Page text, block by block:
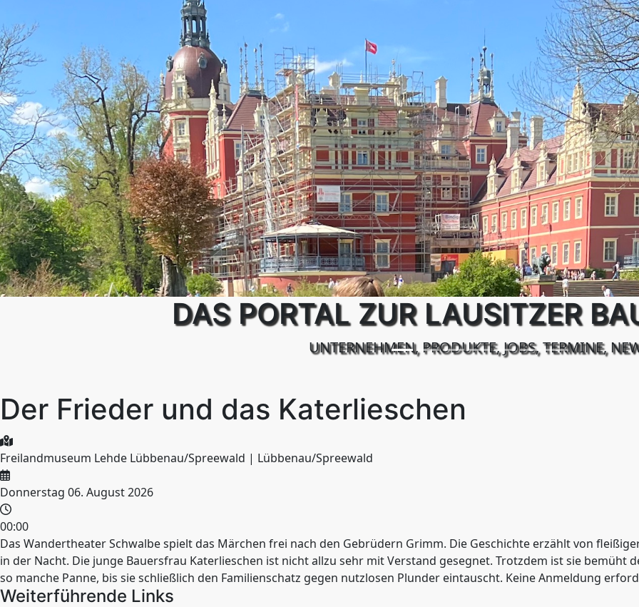
DAS PORTAL ZUR LAUSITZER
UNTERNEHMEN, PRODUKTE, JOBS, TERMINE,
Previous
Der Frieder und das Katerlieschen
Freilandmuseum Lehde Lübbenau/Spreewald | Lübbenau/Spreewald
Donnerstag 06. August 2026
00:00
Das Wandertheater Schwalbe spielt das Märchen frei nach den Gebrüdern Grimm. Die Geschichte erzählt von
in der Nacht. Die junge Bauersfrau Katerlieschen ist nicht allzu sehr mit Verstand gesegnet. Trotzdem ist sie bemüht
so manche Panne, bis sie schließlich den Familienschatz gegen nutzlosen Plunder eintauscht. Keine Anmeldung
Weiterführende Links